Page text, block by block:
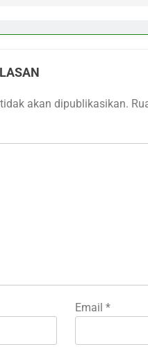
akan dipublikasikan.
Email *